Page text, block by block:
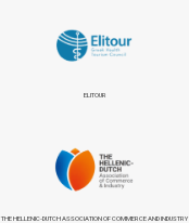
ELITOUR
THE HELLENIC-DUTCH ASSOCIATION OF COMMERCE AND INDUSTRY